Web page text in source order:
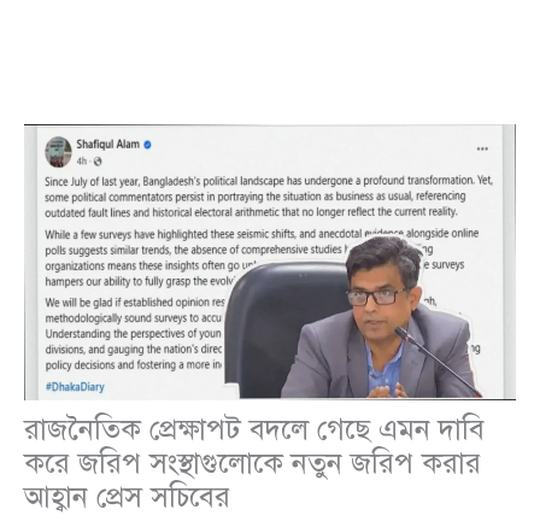
রাজনৈতিক প্রেক্ষাপট বদলে গেছে এমন দাবি
করে জরিপ সংস্থাগুলোকে নতুন জরিপ করার
আহ্বান প্রেস সচিবের